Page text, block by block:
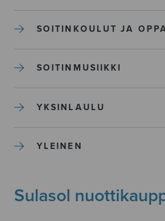
SOITINKOULUT JA
SOITINMUSIIKKI
YKSINLAULU
YLEINEN
Sulasol